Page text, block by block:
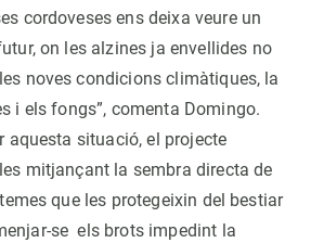
cordoveses ens deixa veure un
on les alzines ja envellides no
noves condicions climàtiques, la
i els fongs”, comenta Domingo.
aquesta situació, el projecte
mitjançant la sembra directa de
que les protegeixin del bestiar
se els brots impedint la